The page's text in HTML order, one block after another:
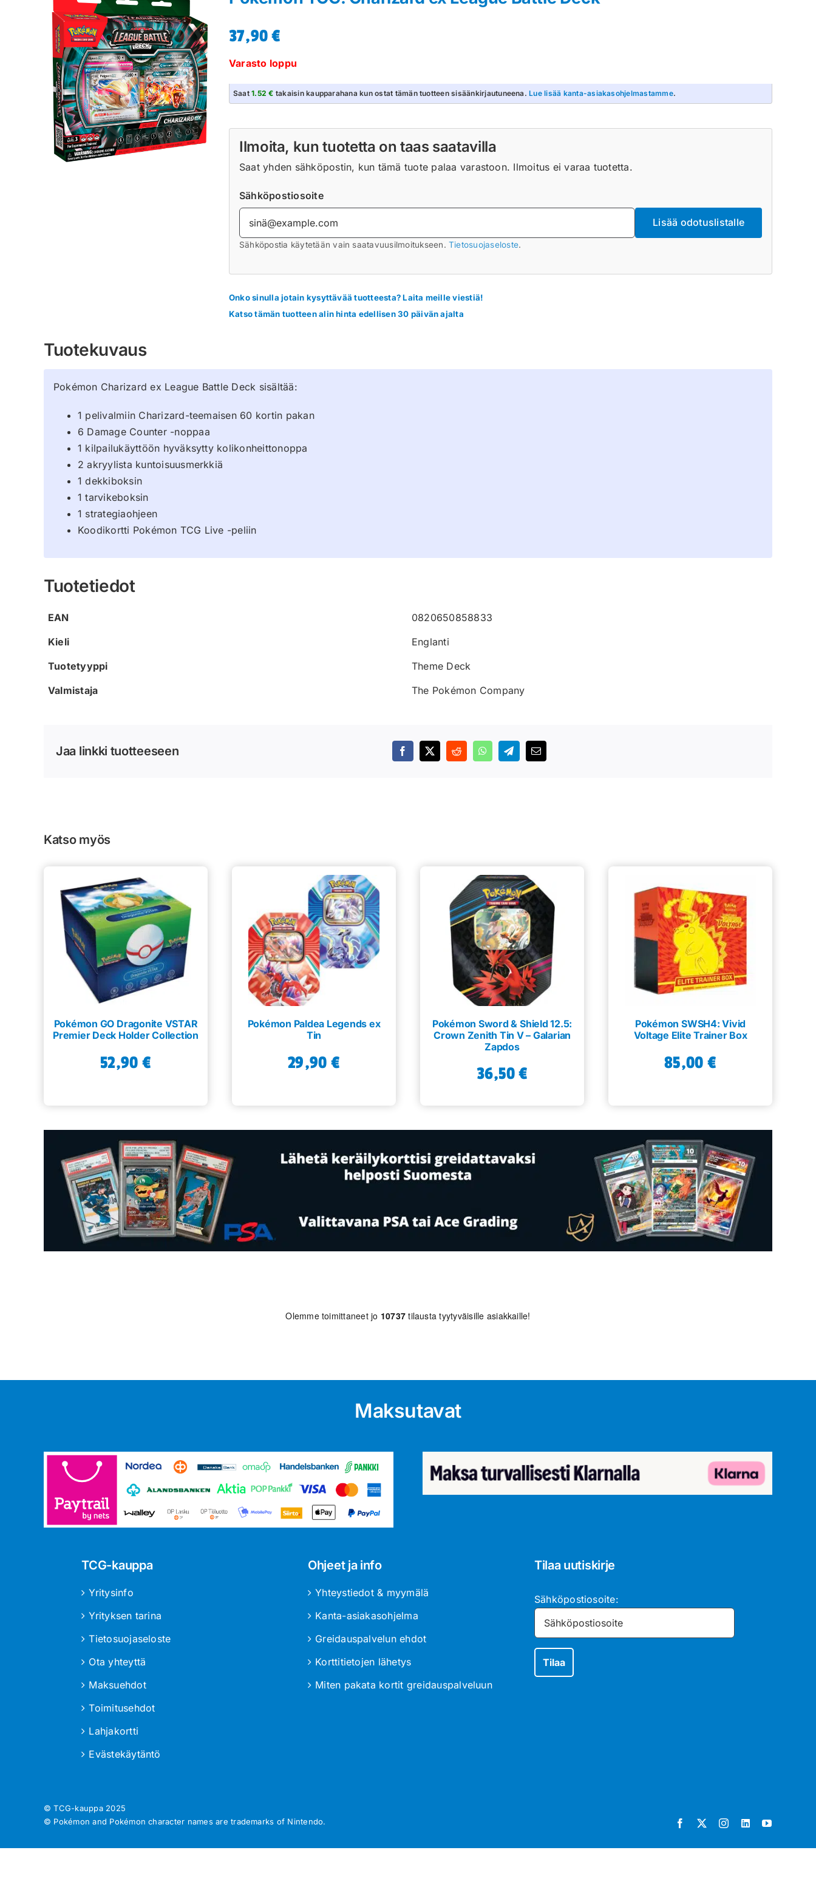
37,90€
Varasto loppu
Saat1.52 € takaisin kaupparahana kun ostat tämän tuotteen sisäänkirjautuneena.Lue lisää kanta-asiakasohjelmastamme.
Ilmoita, kun tuotetta on taas saatavilla
Saat yhden sähköpostin, kun tämä tuote palaa varastoon. Ilmoitus ei varaa tuotetta.
Sähköpostiosoite
Lisää odotuslistalle
Sähköpostia käytetään vain saatavuusilmoitukseen. Tietosuojaseloste.
Onko sinulla jotain kysyttävää tuotteesta? Laita meille viestiä!
Katso tämän tuotteen alin hinta edellisen 30 päivän ajalta
Tuotekuvaus
Pokémon Charizard ex League Battle Deck sisältää:
1 pelivalmiin Charizard-teemaisen 60 kortin pakan
6 Damage Counter -noppaa
1 kilpailukäyttöön hyväksytty kolikonheittonoppa
2 akryylista kuntoisuusmerkkiä
1 dekkiboksin
1 tarvikeboksin
1 strategiaohjeen
Koodikortti Pokémon TCG Live -peliin
Tuotetiedot
EAN
0820650858833
Kieli
Englanti
Tuotetyyppi
Theme Deck
Valmistaja
The Pokémon Company
Jaa linkki tuotteeseen
Katso myös
Pokémon GO Dragonite VSTAR
Premier Deck Holder Collection
52,90 €
Pokémon Paldea Legends ex
Tin
29,90 €
Pokémon Sword & Shield 12.5:
Crown Zenith Tin V – Galarian
Zapdos
36,50€
Pokémon SWSH4: Vivid
Voltage Elite Trainer Box
85,00 €
Olemme toimittaneet jo 10737 tilausta tyytyväisille asiakkaille!
Maksutavat
TCG-kauppa
Yritysinfo
Yrityksen tarina
Tietosuojaseloste
Ota yhteyttä
Maksuehdot
Toimitusehdot
Lahjakortti
Evästekäytäntö
Ohjeet ja info
Yhteystiedot & myymälä
Kanta-asiakasohjelma
Greidauspalvelun ehdot
Korttitietojen lähetys
Miten pakata kortit greidauspalveluun
Tilaa uutiskirje
Sähköpostiosoite:
© TCG-kauppa 2025
© Pokémon and Pokémon character names are trademarks of Nintendo.